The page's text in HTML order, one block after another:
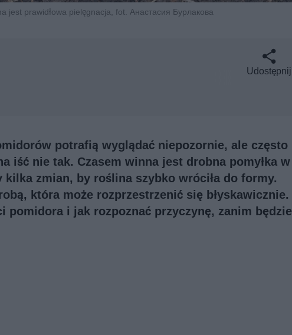
jest prawidłowa pielęgnacja, fot. Анастасия Бурлакова
Udostępnij
potrafią wyglądać niepozornie, ale często
iść nie tak. Czasem winna jest drobna pomyłka w
zmian, by roślina szybko wróciła do formy.
która może rozprzestrzenić się błyskawicznie.
pomidora i jak rozpoznać przyczynę, zanim będzie